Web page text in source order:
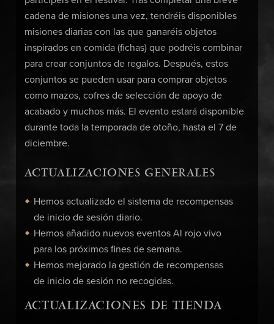
cadena de misiones una vez, tendréis disponibles
misiones diarias con las que ganaréis objetos
inspirados en comida (fichas) que podréis combinar
para crear conjuntos de regalos. Después, estos
conjuntos se pueden usar para comprar objetos
como mazos, cofres de selección de apoyo de
acabado y muchos más. El evento estará disponible
durante toda la temporada de otoño, hasta el 7 de
diciembre.
ACTUALIZACIONES GENERALES
Hemos actualizado el sistema de recompensas
de inicio de sesión diario.
Hemos añadido nuevos eventos Al rojo vivo
para los próximos fines de semana.
Hemos mejorado la gestión de recompensas
de inicio de sesión no recogidas.
ACTUALIZACIONES DE TIENDA